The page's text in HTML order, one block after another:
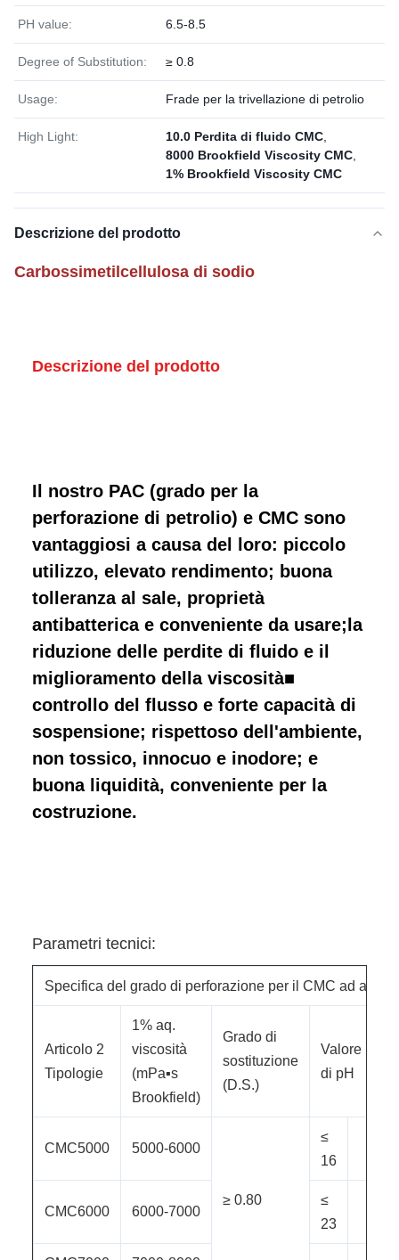
PH value: 6.5-8.5
Degree of Substitution: ≥ 0.8
Usage: Frade per la trivellazione di petrolio
High Light: 10.0 Perdita di fluido CMC
8000 Brookfield Viscosity CMC
1% Brookfield Viscosity CMC
Descrizione del prodotto
Carbossimetilcellulosa di sodio
Descrizione del prodotto
Il nostro PAC (grado per la
perforazione di petrolio) e CMC sono
vantaggiosi a causa del loro: piccolo
utilizzo, elevato rendimento; buona
tolleranza al sale, proprietà
antibatterica e conveniente da usare;la
riduzione delle perdite di fluido e il
miglioramento della viscosità■
controllo del flusso e forte capacità di
sospensione; rispettoso dell'ambiente,
non tossico, innocuo e inodore; e
buona liquidità, conveniente per la
costruzione.
Parametri tecnici:
Specifica del grado di perforazione per il CMC ad
Articolo 2
Tipologie
1% aq.
viscosità
(mPa▪s
Brookfield)
Grado di
sostituzione
(D.S.)
Valore
di pH
CMC5000 5000-6000
≥ 0.80
≤
16
CMC6000 6000-7000
≤
23